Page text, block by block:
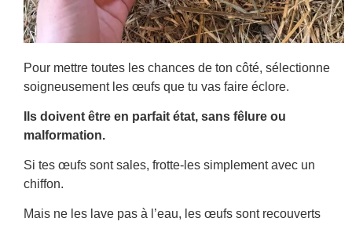
Pour mettre toutes les chances de ton côté, sélectionne
soigneusement les œufs que tu vas faire éclore.
Ils doivent être en parfait état, sans fêlure ou
malformation.
Si tes œufs sont sales, frotte-les simplement avec un
chiffon.
Mais ne les lave pas à l’eau, les œufs sont recouverts